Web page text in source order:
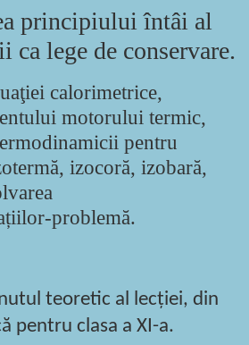
principiului întâi al
ca lege de conservare.
calorimetrice,
motorului termic,
pentru
izocoră, izobară,
problemă.
teoretic al lecției, din
pentru clasa a XI-a.